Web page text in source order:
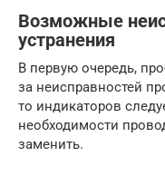
Возможные
устранения
В первую очередь,
за неисправностей
то индикаторов
необходимости
заменить.